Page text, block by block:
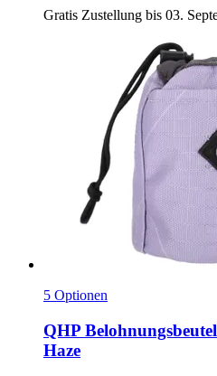
Gratis Zustellung bis 03.
5 Optionen
QHP
Haze